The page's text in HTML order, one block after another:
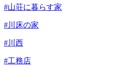
#山荘に暮らす家
#川床の家
#川西
#工務店